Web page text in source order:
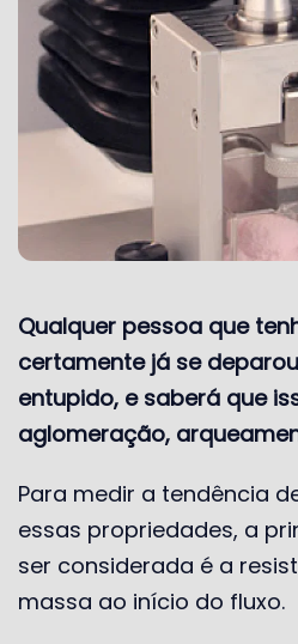
Qualquer pessoa que
certamente já se
entupido, e saberá que
aglomeração,
Para medir a tendência
essas propriedades, a
ser considerada é a
massa ao início do fluxo.